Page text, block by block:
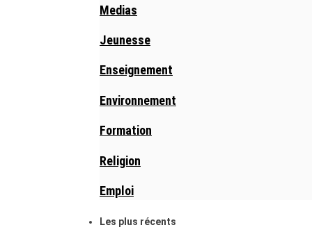
Medias
Jeunesse
Enseignement
Environnement
Formation
Religion
Emploi
Les plus récents